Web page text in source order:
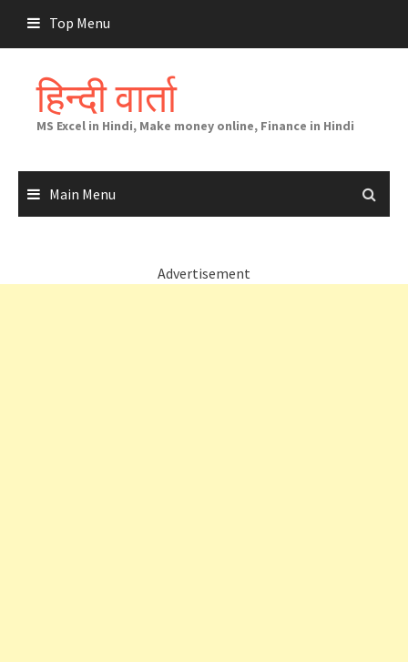
content
Top Menu
हिन्दी वार्ता
MS Excel in Hindi, Make money online, Finance in Hindi
Main Menu
Advertisement